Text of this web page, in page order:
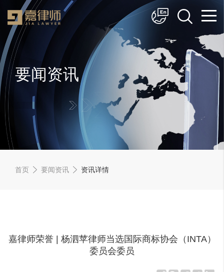
简体中文
English
要闻资讯
首页 要闻资讯 资讯详情
嘉律师荣誉 | 杨泗苹律师当选国际商标协会（INTA）
委员会委员